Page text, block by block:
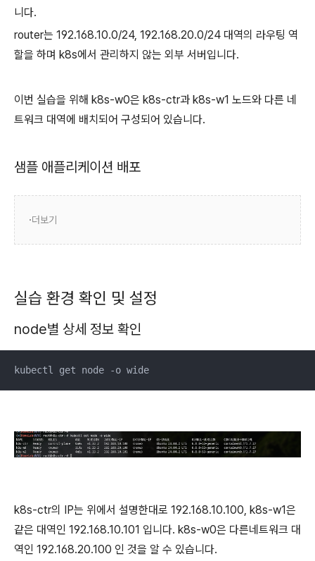
니다.
router는 192.168.10.0/24, 192.168.20.0/24 대역의 라우팅 역
할을 하며 k8s에서 관리하지 않는 외부 서버입니다.
이번 실습을 위해 k8s-w0은 k8s-ctr과 k8s-w1 노드와 다른 네
트워크 대역에 배치되어 구성되어 있습니다.
샘플 애플리케이션 배포
더보기
실습 환경 확인 및 설정
node별 상세 정보 확인
kubectl get node -o wide
k8s-ctr의 IP는 위에서 설명한대로 192.168.10.100, k8s-w1은
같은 대역인 192.168.10.101 입니다. k8s-w0은 다른네트워크 대
역인 192.168.20.100 인 것을 알 수 있습니다.